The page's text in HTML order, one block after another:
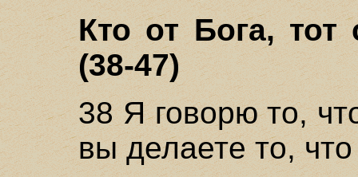
Кто от Бога,
(38-47)
38 Я говорю то,
вы делаете то,